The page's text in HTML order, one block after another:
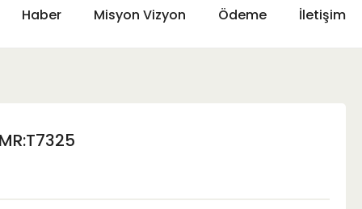
Haber Misyon Vizyon Ödeme İletişim